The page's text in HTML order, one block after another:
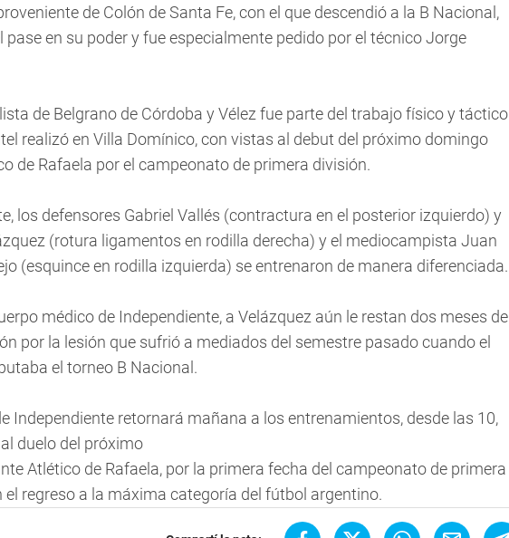
de Colón de Santa Fe, con el que descendió a la B Nacional,
pase en su poder y fue especialmente pedido por el técnico Jorge
de Belgrano de Córdoba y Vélez fue parte del trabajo físico y táctico
realizó en Villa Domínico, con vistas al debut del próximo domingo
de Rafaela por el campeonato de primera división.
los defensores Gabriel Vallés (contractura en el posterior izquierdo) y
(rotura ligamentos en rodilla derecha) y el mediocampista Juan
(esquince en rodilla izquierda) se entrenaron de manera diferenciada.
médico de Independiente, a Velázquez aún le restan dos meses de
por la lesión que sufrió a mediados del semestre pasado cuando el
el torneo B Nacional.
Independiente retornará mañana a los entrenamientos, desde las 10,
duelo del próximo
Atlético de Rafaela, por la primera fecha del campeonato de primera
el regreso a la máxima categoría del fútbol argentino.